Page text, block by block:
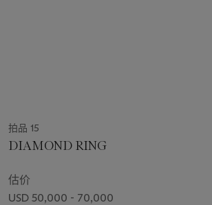
拍品 15
DIAMOND RING
估价
USD 50,000 - 70,000